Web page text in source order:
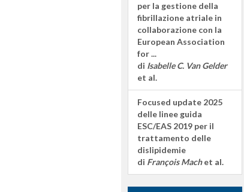
per la gestione della
fibrillazione atriale in
collaborazione con la
European Association
for ...
di Isabelle C. Van Gelder
et al.
Focused update 2025
delle linee guida
ESC/EAS 2019 per il
trattamento delle
dislipidemie
di François Machet al.